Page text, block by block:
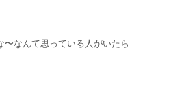
〜なんて思っている人がいたら